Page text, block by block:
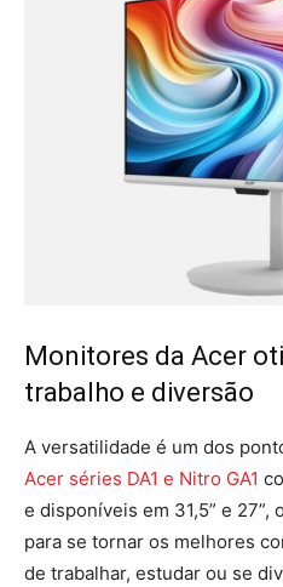
Monitores da Acer
trabalho e diversão
A versatilidade é um dos
Acer séries DA1 e Nitro GA1
e disponíveis em 31,5” e
para se tornar os melhores
de trabalhar, estudar ou se